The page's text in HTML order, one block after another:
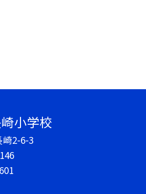
小学校
2-6-3